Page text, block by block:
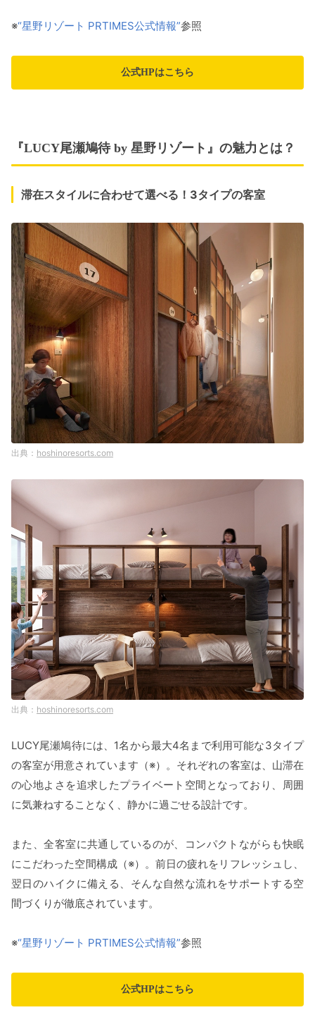
※“星野リゾート PRTIMES公式情報”参照
公式HPはこちら
『LUCY尾瀬鳩待 by 星野リゾート』の魅力とは？
滞在スタイルに合わせて選べる！3タイプの客室
hoshinoresorts.com
hoshinoresorts.com
LUCY尾瀬鳩待には、1名から最大4名まで利用可能な3タイプ
の客室が用意されています（※）。それぞれの客室は、山滞在
の心地よさを追求したプライベート空間となっており、周囲
に気兼ねすることなく、静かに過ごせる設計です。
また、全客室に共通しているのが、コンパクトながらも快眠
にこだわった空間構成（※）。前日の疲れをリフレッシュし、
翌日のハイクに備える、そんな自然な流れをサポートする空
間づくりが徹底されています。
※“星野リゾート PRTIMES公式情報”参照
公式HPはこちら